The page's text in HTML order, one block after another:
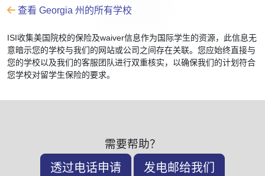
查看 Georgia 州的所有学校
ISI收集美国院校的保险及waiver信息作为国际学生的资源，此信息无
意暗示您的学校与我们的网站或公司之间存在关联。您应始终直接与
您的学校以及我们的客服团队进行双重核实，以确保我们的计划符合
您学校对留学生保险的要求。
需要帮助？
透过电话申请 发电邮给我们